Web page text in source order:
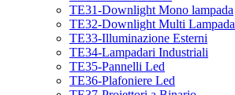
TE31-Downlight Mono lampada
TE32-Downlight Multi Lampada
TE33-Illuminazione Esterni
TE34-Lampadari Industriali
TE35-Pannelli Led
TE36-Plafoniere Led